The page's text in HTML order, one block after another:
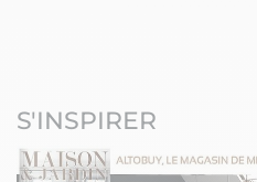
S'INSPIRER